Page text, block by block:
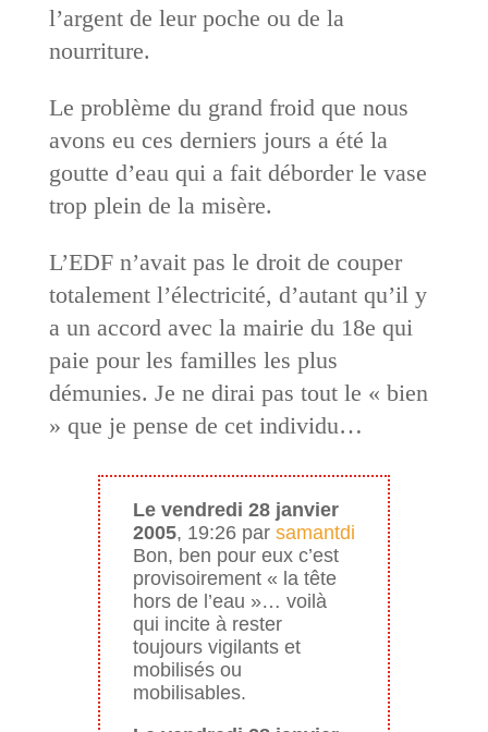
l’argent de leur poche ou de la
nourriture.
Le problème du grand froid que nous
avons eu ces derniers jours a été la
goutte d’eau qui a fait déborder le vase
trop plein de la misère.
L’EDF n’avait pas le droit de couper
totalement l’électricité, d’autant qu’il y
a un accord avec la mairie du 18e qui
paie pour les familles les plus
démunies. Je ne dirai pas tout le « bien
» que je pense de cet individu…
Le vendredi 28 janvier
2005, 19:26 par samantdi
Bon, ben pour eux c’est
provisoirement « la tête
hors de l’eau »… voilà
qui incite à rester
toujours vigilants et
mobilisés ou
mobilisables.